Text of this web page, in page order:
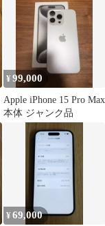
¥99,000
Apple iPhone 15 Pro Max
本体 ジャンク品
¥69,000